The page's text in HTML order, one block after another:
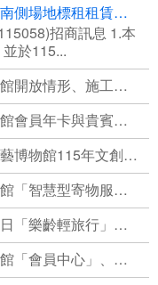
號R115058)第3次公告，⾃115年8月3日起公開領標
招商訊息 1.本
於115...
放情形、施工管制通報
卡與貴賓券使用期限延長說明
物館115年文創商品徵選
智慧型寄物服務」說明
旅行」套裝優惠，即刻預約！
」、「掌握科工」個資保存期限說明